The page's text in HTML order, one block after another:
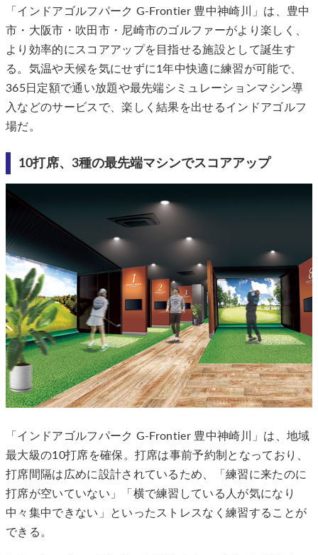
「インドアゴルフパーク G-Frontier 豊中神崎川」は、豊中
市・大阪市・吹田市・尼崎市のゴルファーがより楽しく、
より効率的にスコアアップを目指せる施設として誕生す
る。気温や天候を気にせずに1年中快適に練習が可能で、
365日定額で通い放題や最先端シミュレーションマシン導
入などのサービスで、楽しく結果を出せるインドアゴルフ
場だ。
10打席、3種の最先端マシンでスコアアップ
「インドアゴルフパーク G-Frontier 豊中神崎川」は、地域
最大級の10打席を確保。打席は事前予約制となっており、
打席間隔は広めに設計されているため、「練習に来たのに
打席が空いていない」「横で練習している人が気になり
中々集中できない」といったストレスなく練習することが
できる。